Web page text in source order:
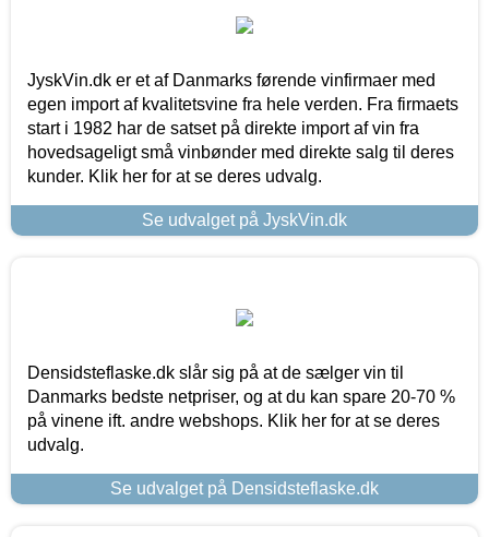
JyskVin.dk er et af Danmarks førende vinfirmaer med
egen import af kvalitetsvine fra hele verden. Fra firmaets
start i 1982 har de satset på direkte import af vin fra
hovedsageligt små vinbønder med direkte salg til deres
kunder. Klik her for at se deres udvalg.
Se udvalget på JyskVin.dk
Densidsteflaske.dk slår sig på at de sælger vin til
Danmarks bedste netpriser, og at du kan spare 20-70 %
på vinene ift. andre webshops. Klik her for at se deres
udvalg.
Se udvalget på Densidsteflaske.dk